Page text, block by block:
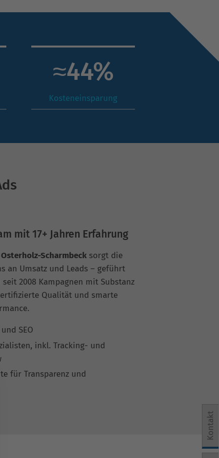
≈64%
Kosteneinsparung
mit 17+ Jahren Erfahrung
Scharmbeck sorgt die
an Umsatz und Leads – geführt
seit 2008 Kampagnen mit Substanz
Qualität und smarte
SEO
inkl. Tracking- und
für Transparenz und
Kontakt